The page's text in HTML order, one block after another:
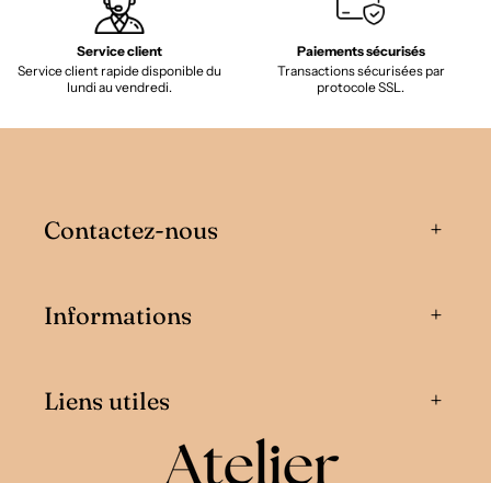
Service client
Service client rapide disponible du
lundi au vendredi.
Paiements sécurisés
Transactions sécurisées par
protocole SSL.
Contactez-nous
Informations
Liens utiles